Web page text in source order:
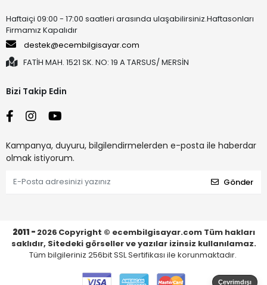
Haftaiçi 09:00 - 17:00 saatleri arasında ulaşabilirsiniz.Haftasonları
Firmamız Kapalıdır
destek@ecembilgisayar.com
FATİH MAH. 1521 SK. NO: 19 A TARSUS/ MERSİN
Bizi Takip Edin
Kampanya, duyuru, bilgilendirmelerden e-posta ile haberdar
olmak istiyorum.
Gönder
2011 - 2026 Copyright © ecembilgisayar.com Tüm hakları
saklıdır, Sitedeki görseller ve yazılar izinsiz kullanılamaz.
Tüm bilgileriniz 256bit SSL Sertifikası ile korunmaktadır.
Çevrimdışı